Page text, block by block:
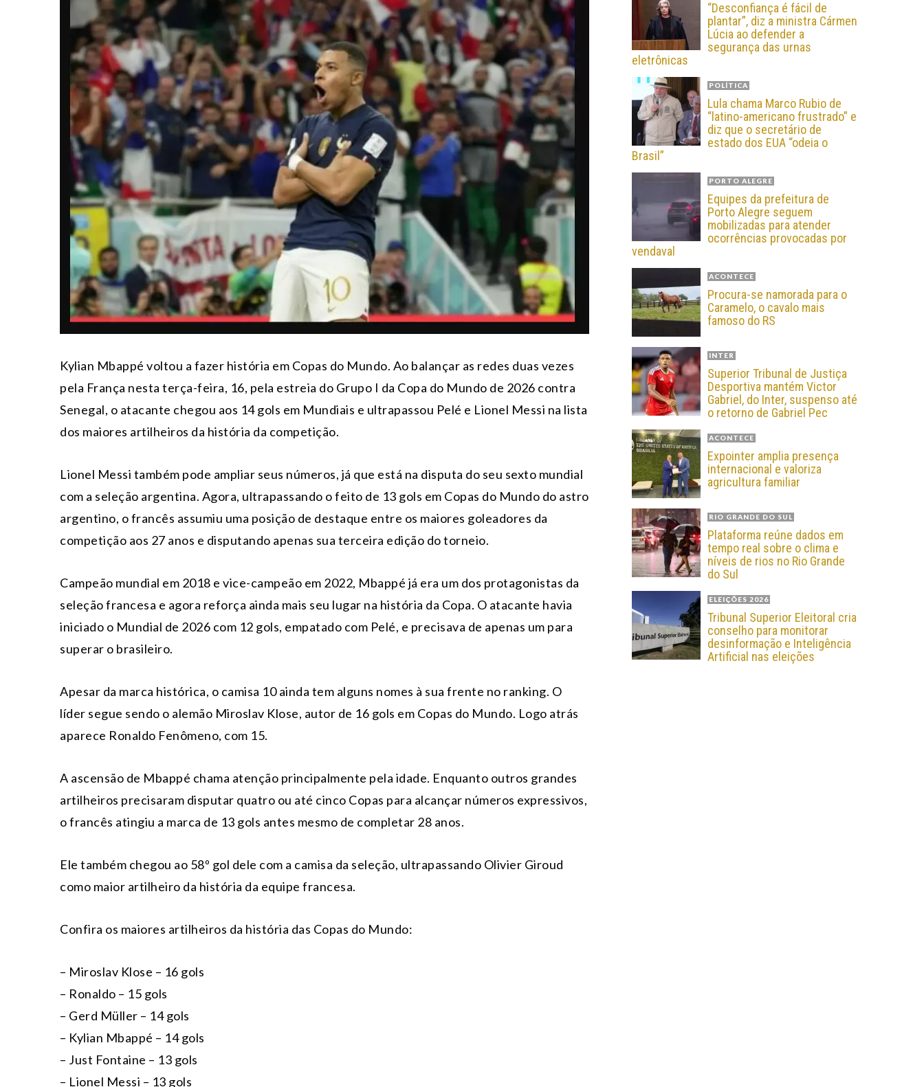
Kylian Mbappé voltou a fazer história em Copas do Mundo. Ao balançar as redes duas vezes
pela França nesta terça-feira, 16, pela estreia do Grupo I da Copa do Mundo de 2026 contra
Senegal, o atacante chegou aos 14 gols em Mundiais e ultrapassou Pelé e Lionel Messi na lista
dos maiores artilheiros da história da competição.
Lionel Messi também pode ampliar seus números, já que está na disputa do seu sexto mundial
com a seleção argentina. Agora, ultrapassando o feito de 13 gols em Copas do Mundo do astro
argentino, o francês assumiu uma posição de destaque entre os maiores goleadores da
competição aos 27 anos e disputando apenas sua terceira edição do torneio.
Campeão mundial em 2018 e vice-campeão em 2022, Mbappé já era um dos protagonistas da
seleção francesa e agora reforça ainda mais seu lugar na história da Copa. O atacante havia
iniciado o Mundial de 2026 com 12 gols, empatado com Pelé, e precisava de apenas um para
superar o brasileiro.
Apesar da marca histórica, o camisa 10 ainda tem alguns nomes à sua frente no ranking. O
líder segue sendo o alemão Miroslav Klose, autor de 16 gols em Copas do Mundo. Logo atrás
aparece Ronaldo Fenômeno, com 15.
A ascensão de Mbappé chama atenção principalmente pela idade. Enquanto outros grandes
artilheiros precisaram disputar quatro ou até cinco Copas para alcançar números expressivos,
o francês atingiu a marca de 13 gols antes mesmo de completar 28 anos.
Ele também chegou ao 58º gol dele com a camisa da seleção, ultrapassando Olivier Giroud
como maior artilheiro da história da equipe francesa.
Confira os maiores artilheiros da história das Copas do Mundo:
– Miroslav Klose – 16 gols
– Ronaldo – 15 gols
– Gerd Müller – 14 gols
– Kylian Mbappé – 14 gols
– Just Fontaine – 13 gols
– Lionel Messi – 13 gols
“Desconfiança é fácil de
plantar”, diz a ministra Cármen
Lúcia ao defender a
segurança das urnas
eletrônicas
POLÍTICA
Lula chama Marco Rubio de
“latino-americano frustrado” e
diz que o secretário de
estado dos EUA “odeia o
Brasil”
PORTO ALEGRE
Equipes da prefeitura de
Porto Alegre seguem
mobilizadas para atender
ocorrências provocadas por
vendaval
ACONTECE
Procura-se namorada para o
Caramelo, o cavalo mais
famoso do RS
INTER
Superior Tribunal de Justiça
Desportiva mantém Victor
Gabriel, do Inter, suspenso até
o retorno de Gabriel Pec
ACONTECE
Expointer amplia presença
internacional e valoriza
agricultura familiar
RIO GRANDE DO SUL
Plataforma reúne dados em
tempo real sobre o clima e
níveis de rios no Rio Grande
do Sul
ELEIÇÕES 2026
Tribunal Superior Eleitoral cria
conselho para monitorar
desinformação e Inteligência
Artificial nas eleições